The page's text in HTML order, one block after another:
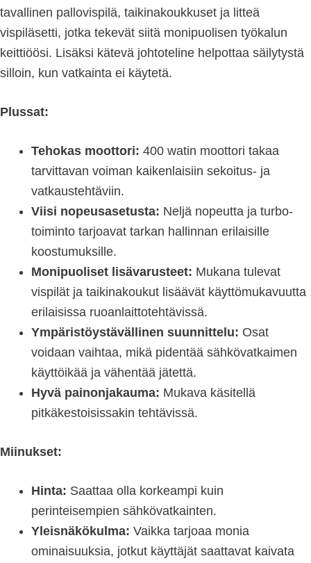
tavallinen pallovispilä, taikinakoukkuset ja litteä
vispiläsetti, jotka tekevät siitä monipuolisen työkalun
keittiöösi. Lisäksi kätevä johtoteline helpottaa säilytystä
silloin, kun vatkainta ei käytetä.
Plussat:
Tehokas moottori: 400 watin moottori takaa
tarvittavan voiman kaikenlaisiin sekoitus- ja
vatkaustehtäviin.
Viisi nopeusasetusta: Neljä nopeutta ja turbo-
toiminto tarjoavat tarkan hallinnan erilaisille
koostumuksille.
Monipuoliset lisävarusteet: Mukana tulevat
vispilät ja taikinakoukut lisäävät käyttömukavuutta
erilaisissa ruoanlaittotehtävissä.
Ympäristöystävällinen suunnittelu: Osat
voidaan vaihtaa, mikä pidentää sähkövatkaimen
käyttöikää ja vähentää jätettä.
Hyvä painonjakauma: Mukava käsitellä
pitkäkestoisissakin tehtävissä.
Miinukset:
Hinta: Saattaa olla korkeampi kuin
perinteisempien sähkövatkainten.
Yleisnäkökulma: Vaikka tarjoaa monia
ominaisuuksia, jotkut käyttäjät saattavat kaivata